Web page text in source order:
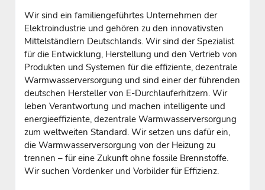
Wir sind ein familiengeführtes Unternehmen der
Elektroindustrie und gehören zu den innovativsten
Mittelständlern Deutschlands. Wir sind der Spezialist
für die Entwicklung, Herstellung und den Vertrieb von
Produkten und Systemen für die effiziente, dezentrale
Warmwasserversorgung und sind einer der führenden
deutschen Hersteller von E-Durchlauferhitzern. Wir
leben Verantwortung und machen intelligente und
energieeffiziente, dezentrale Warmwasserversorgung
zum weltweiten Standard. Wir setzen uns dafür ein,
die Warmwasserversorgung von der Heizung zu
trennen – für eine Zukunft ohne fossile Brennstoffe.
Wir suchen Vordenker und Vorbilder für Effizienz.